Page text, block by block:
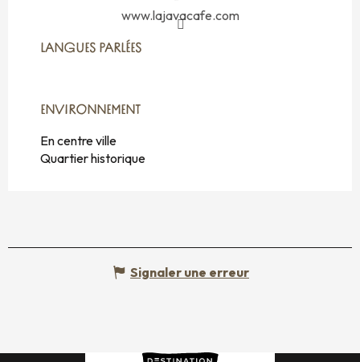
www.lajavacafe.com
LANGUES PARLÉES
LANGUES PARLÉES
ENVIRONNEMENT
ENVIRONNEMENT
En centre ville
Quartier historique
Signaler une erreur